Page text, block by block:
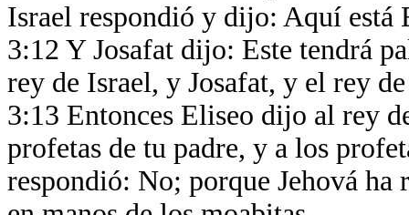
Israel respondió y dijo: Aquí
3:12 Y Josafat dijo: Este tendrá
rey de Israel, y Josafat, y el rey
3:13 Entonces Eliseo dijo al rey
profetas de tu padre, y a los
respondió: No; porque Jehová ha